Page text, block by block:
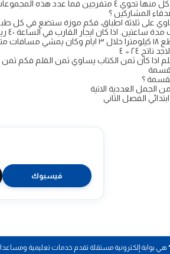
عدد هذه المجموعات ؟
المشاركين ؟
الاول ؟
؟
العددية الاتية
فيسبوك
بوابة إلكترونية مستقلة تقدم خدمات تعليمية